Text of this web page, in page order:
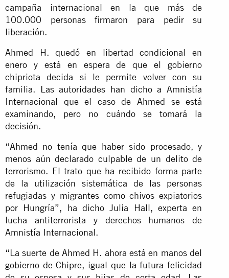
campaña internacional en la que más de
100.000 personas firmaron para pedir su
liberación.
Ahmed H. quedó en libertad condicional en
enero y está en espera de que el gobierno
chipriota decida si le permite volver con su
familia. Las autoridades han dicho a Amnistía
Internacional que el caso de Ahmed se está
examinando, pero no cuándo se tomará la
decisión.
“Ahmed no tenía que haber sido procesado, y
menos aún declarado culpable de un delito de
terrorismo. El trato que ha recibido forma parte
de la utilización sistemática de las personas
refugiadas y migrantes como chivos expiatorios
por Hungría”, ha dicho Julia Hall, experta en
lucha antiterrorista y derechos humanos de
Amnistía Internacional.
“La suerte de Ahmed H. ahora está en manos del
gobierno de Chipre, igual que la futura felicidad